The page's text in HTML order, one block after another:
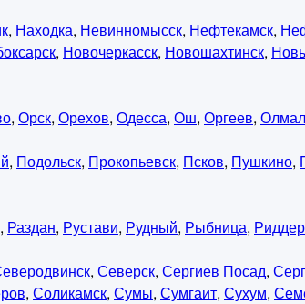
, Находка, Невинномысск, Нефтекамск,
, Новочеркасск, Новошахтинск,
, Орск, Орехов, Одесса, Ош, Оргеев,
, Подольск, Прокопьевск, Псков, Пушкино,
, Раздан, Рустави, Рудный, Рыбница, Риддер
, Северск, Сергиев Посад,
, Соликамск, Сумы, Сумгаит, Сухум,